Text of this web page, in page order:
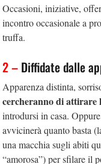
Occasioni, iniziative,
incontro occasionale a
truffa.
2 – Diffidate dalle
Apparenza distinta,
cercheranno di attirare
introdursi in casa.
avvicinerà quanto basta
una macchia sugli abiti
“amorosa”) per sfilare il